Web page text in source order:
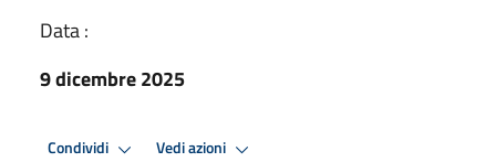
Data :
9 dicembre 2025
Condividi Vedi azioni